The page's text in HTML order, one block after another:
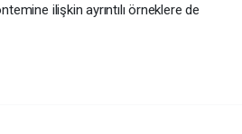
ilişkin ayrıntılı örneklere de